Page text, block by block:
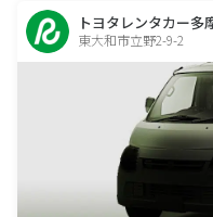
トヨタレンタカー
東大和市立野2-9-2